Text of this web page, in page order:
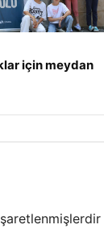
için meydan